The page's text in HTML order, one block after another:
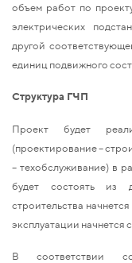
объем работ по
электрических
другой
единиц подвижного
Структура ГЧП
Проект будет
(проектирование –
– техобслуживание) в
будет состоять из
строительства
эксплуатации начнется
В соответствии